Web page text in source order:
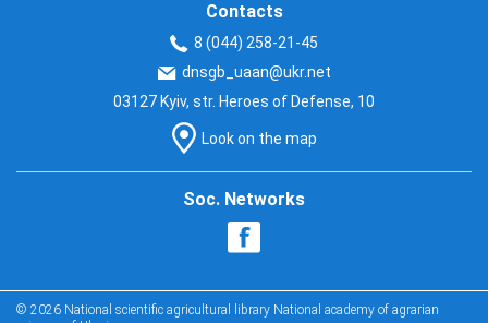
Contacts
8 (044) 258-21-45
dnsgb_uaan@ukr.net
03127 Kyiv, str. Heroes of Defense, 10
Look on the map
Soc. Networks
© 2026 National scientific agricultural library National academy of agrarian